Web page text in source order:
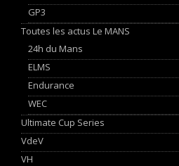
GP3
Toutes les actus Le MANS
24h du Mans
ELMS
Endurance
WEC
Ultimate Cup Series
VdeV
VH